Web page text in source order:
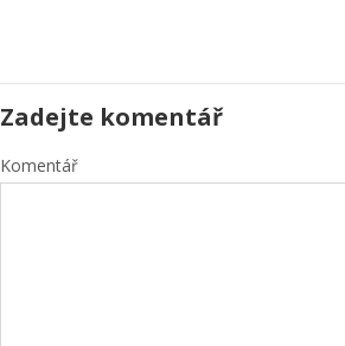
Zadejte komentář
Komentář